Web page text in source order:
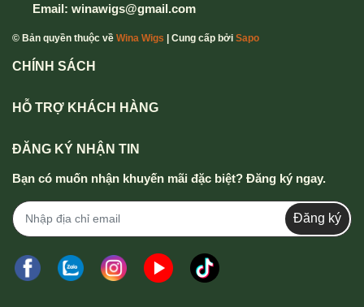
Email: winawigs@gmail.com
© Bản quyền thuộc về Wina Wigs | Cung cấp bởi Sapo
CHÍNH SÁCH
HỖ TRỢ KHÁCH HÀNG
ĐĂNG KÝ NHẬN TIN
Bạn có muốn nhận khuyến mãi đặc biệt? Đăng ký ngay.
Đăng ký